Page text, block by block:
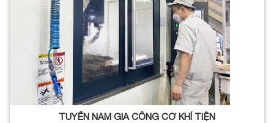
TUYỂN NAM GIA CÔNG CƠ KHÍ TIỆN